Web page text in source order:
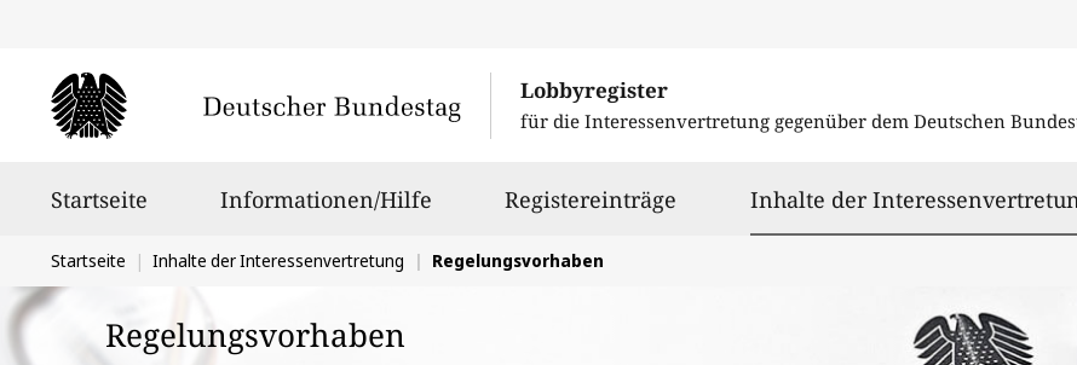
Lobbyregister
für die Interessenvertretung gegenüber dem Deutschen
Startseite Informationen/Hilfe Registereinträge Inhalte der
Sie
befinden
sich
Startseite Inhalte der Interessenvertretung Regelungsvorhaben
Regelungsvorhaben